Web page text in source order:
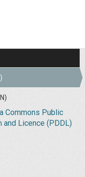
Commons Public
and Licence (PDDL)